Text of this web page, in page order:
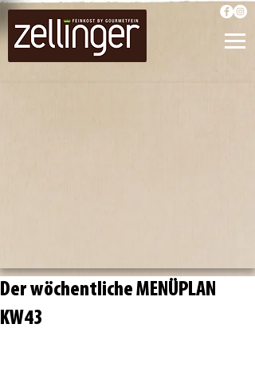
Der wöchentliche MENÜPLAN
KW43